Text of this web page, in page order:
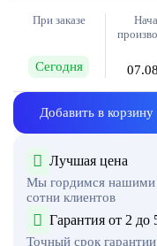
При заказе
Сегодня
Добавить в корзину
Лучшая цена
Мы гордимся нашими
сотни клиентов
Гарантия от 2 до
Точный срок